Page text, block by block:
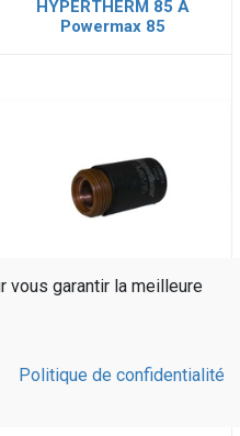
HYPERTHERM 85 A
Powermax 85
45XP/65/85/105
vous garantir la meilleure
Politique de confidentialité